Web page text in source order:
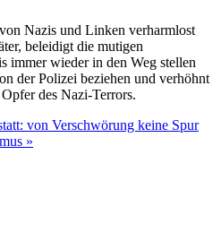
Nazis und Linken verharmlost
beleidigt die mutigen
immer wieder in den Weg stellen
der Polizei beziehen und verhöhnt
des Nazi-Terrors.
von Verschwörung keine Spur
»